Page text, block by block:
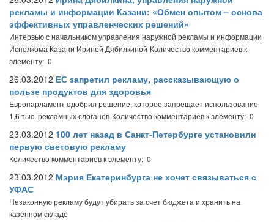
рекламы и информации Казани: «Обмен опытом – основа
эффективных управленческих решений»
Интервью с начальником управления наружной рекламы и информации
Исполкома Казани Ириной Дябилкиной Количество комментариев к
элементу: 0
26.03.2012 ЕС запретил рекламу, рассказывающую о
пользе продуктов для здоровья
Европарламент одобрил решение, которое запрещает использование
1,6 тыс. рекламных слоганов Количество комментариев к элементу: 0
23.03.2012 100 лет назад в Санкт-Петербурге установили
первую световую рекламу
Количество комментариев к элементу: 0
23.03.2012 Мэрия Екатеринбурга не хочет связываться с
УФАС
Незаконную рекламу будут убирать за счет бюджета и хранить на
казенном складе